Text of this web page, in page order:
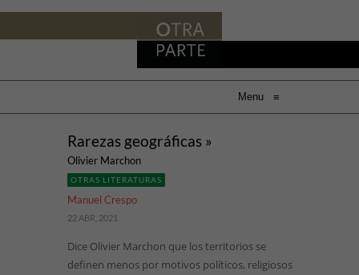
Menu ≡
Rarezas geográficas »
Olivier Marchon
OTRAS LITERATURAS
Manuel Crespo
22 ABR, 2021
Dice Olivier Marchon que los territorios se
definen menos por motivos políticos, religiosos